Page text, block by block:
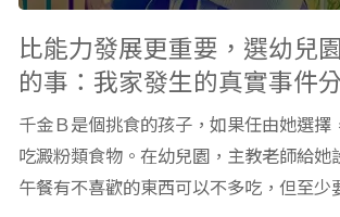
路
上，
每
比能力發展更重要，選幼兒
的事：我家發生的真實事件分
千金Ｂ是個挑食的孩子，如果任由她選擇
吃澱粉類食物。在幼兒園，主教老師給她
午餐有不喜歡的東西可以不多吃，但至